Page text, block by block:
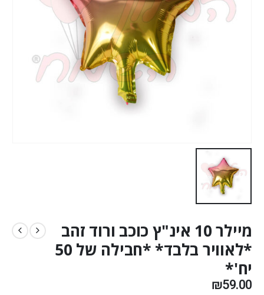
מיילר 10 אינ"ץ כוכב ורוד זהב
*לאוויר בלבד* *חבילה של 50
יח'*
₪59.00